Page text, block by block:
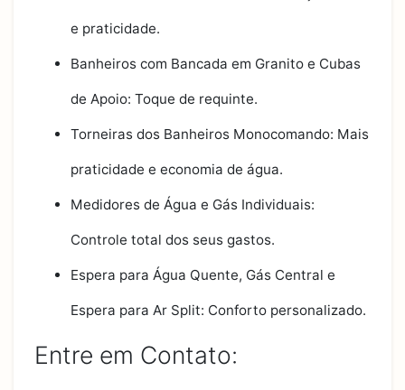
e praticidade.
Banheiros com Bancada em Granito e Cubas
de Apoio: Toque de requinte.
Torneiras dos Banheiros Monocomando: Mais
praticidade e economia de água.
Medidores de Água e Gás Individuais:
Controle total dos seus gastos.
Espera para Água Quente, Gás Central e
Espera para Ar Split: Conforto personalizado.
Entre em Contato: